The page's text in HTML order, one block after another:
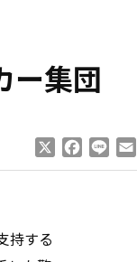
ー集団
Facebook
Line
持する